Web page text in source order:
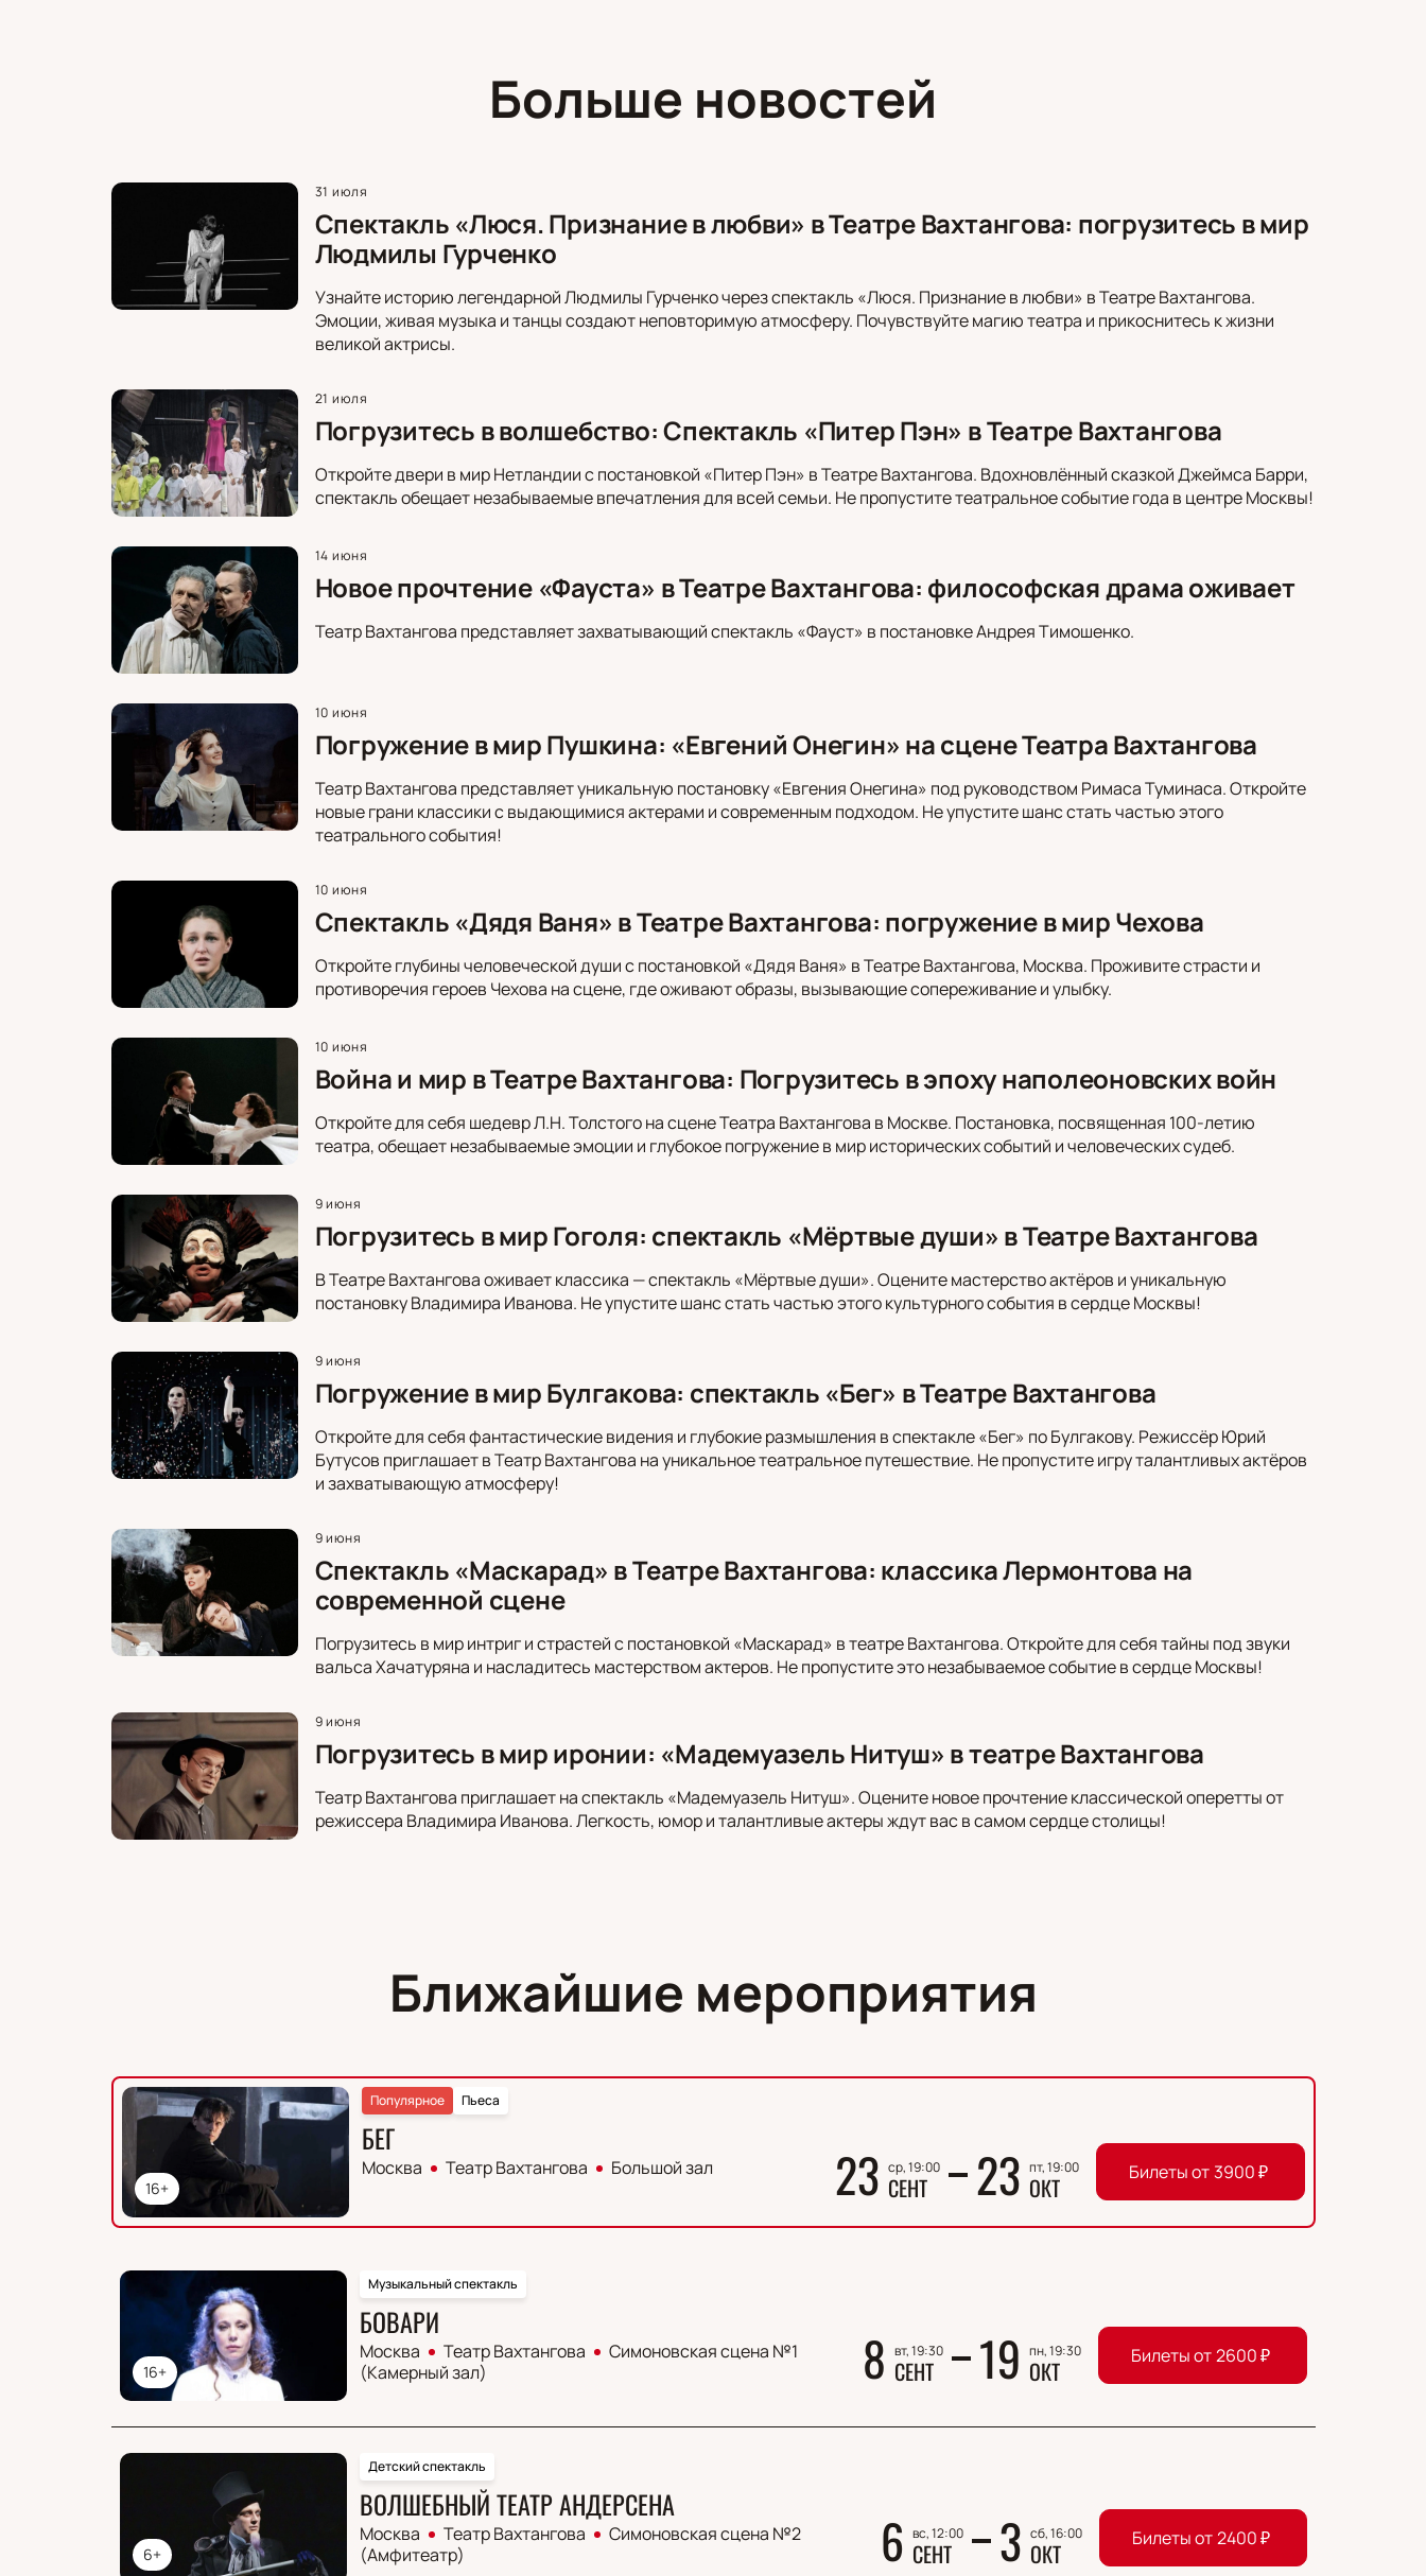
Больше новостей
31 июля
Спектакль «Люся. Признание в любви» в Театре Вахтангова: погрузитесь в мир
Людмилы Гурченко
Узнайте историю легендарной Людмилы Гурченко через спектакль «Люся. Признание в любви» в Театре Вахтангова.
Эмоции, живая музыка и танцы создают неповторимую атмосферу. Почувствуйте магию театра и прикоснитесь к жизни
великой актрисы.
21 июля
Погрузитесь в волшебство: Спектакль «Питер Пэн» в Театре Вахтангова
Откройте двери в мир Нетландии с постановкой «Питер Пэн» в Театре Вахтангова. Вдохновлённый сказкой Джеймса Барри,
спектакль обещает незабываемые впечатления для всей семьи. Не пропустите театральное событие года в центре Москвы!
14 июня
Новое прочтение «Фауста» в Театре Вахтангова: философская драма оживает
Театр Вахтангова представляет захватывающий спектакль «Фауст» в постановке Андрея Тимошенко.
10 июня
Погружение в мир Пушкина: «Евгений Онегин» на сцене Театра Вахтангова
Театр Вахтангова представляет уникальную постановку «Евгения Онегина» под руководством Римаса Туминаса. Откройте
новые грани классики с выдающимися актерами и современным подходом. Не упустите шанс стать частью этого
театрального события!
10 июня
Спектакль «Дядя Ваня» в Театре Вахтангова: погружение в мир Чехова
Откройте глубины человеческой души с постановкой «Дядя Ваня» в Театре Вахтангова, Москва. Проживите страсти и
противоречия героев Чехова на сцене, где оживают образы, вызывающие сопереживание и улыбку.
10 июня
Война и мир в Театре Вахтангова: Погрузитесь в эпоху наполеоновских войн
Откройте для себя шедевр Л.Н. Толстого на сцене Театра Вахтангова в Москве. Постановка, посвященная 100-летию
театра, обещает незабываемые эмоции и глубокое погружение в мир исторических событий и человеческих судеб.
9 июня
Погрузитесь в мир Гоголя: спектакль «Мёртвые души» в Театре Вахтангова
В Театре Вахтангова оживает классика — спектакль «Мёртвые души». Оцените мастерство актёров и уникальную
постановку Владимира Иванова. Не упустите шанс стать частью этого культурного события в сердце Москвы!
9 июня
Погружение в мир Булгакова: спектакль «Бег» в Театре Вахтангова
Откройте для себя фантастические видения и глубокие размышления в спектакле «Бег» по Булгакову. Режиссёр Юрий
Бутусов приглашает в Театр Вахтангова на уникальное театральное путешествие. Не пропустите игру талантливых актёров
и захватывающую атмосферу!
9 июня
Спектакль «Маскарад» в Театре Вахтангова: классика Лермонтова на
современной сцене
Погрузитесь в мир интриг и страстей с постановкой «Маскарад» в театре Вахтангова. Откройте для себя тайны под звуки
вальса Хачатуряна и насладитесь мастерством актеров. Не пропустите это незабываемое событие в сердце Москвы!
9 июня
Погрузитесь в мир иронии: «Мадемуазель Нитуш» в театре Вахтангова
Театр Вахтангова приглашает на спектакль «Мадемуазель Нитуш». Оцените новое прочтение классической оперетты от
режиссера Владимира Иванова. Легкость, юмор и талантливые актеры ждут вас в самом сердце столицы!
Ближайшие мероприятия
16+
Пьеса
Популярное
БЕГ
Москва Театр Вахтангова Большой зал 23 ср, 19:00
СЕНТ 23 пт, 19:00
ОКТ Билеты от 3900₽
16+
Музыкальный спектакль
БОВАРИ
Москва Театр Вахтангова
Симоновская сцена №1
(Камерный зал)
8 вт, 19:30
СЕНТ 19 пн, 19:30
ОКТ Билеты от 2600₽
6+
Детский спектакль
ВОЛШЕБНЫЙ ТЕАТР АНДЕРСЕНА
Москва Театр Вахтангова
Симоновская сцена №2
(Амфитеатр)
6 вс, 12:00
СЕНТ 3 сб, 16:00
ОКТ Билеты от 2400₽